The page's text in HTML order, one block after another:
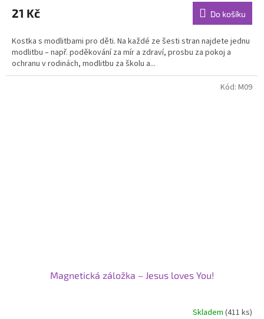
produktu
je
z
5
hvězdiček.
21 Kč Do košíku
Kostka s modlitbami pro děti. Na každé ze šesti stran najdete jednu
modlitbu – např. poděkování za mír a zdraví, prosbu za pokoj a
ochranu v rodinách, modlitbu za školu a...
Magnetická záložka – Jesus loves You!
Skladem(411 ks)
Kód: M09